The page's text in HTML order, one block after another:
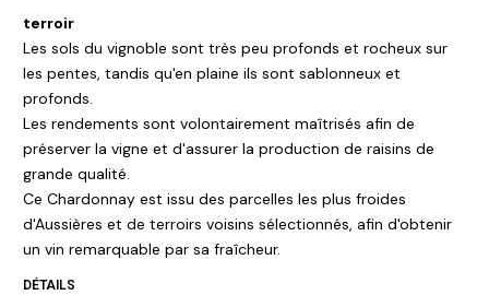
terroir
Les sols du vignoble sont très peu profonds et rocheux sur
les pentes, tandis qu'en plaine ils sont sablonneux et
profonds.
Les rendements sont volontairement maîtrisés afin de
préserver la vigne et d'assurer la production de raisins de
grande qualité.
Ce Chardonnay est issu des parcelles les plus froides
d'Aussières et de terroirs voisins sélectionnés, afin d'obtenir
un vin remarquable par sa fraîcheur.
DÉTAILS